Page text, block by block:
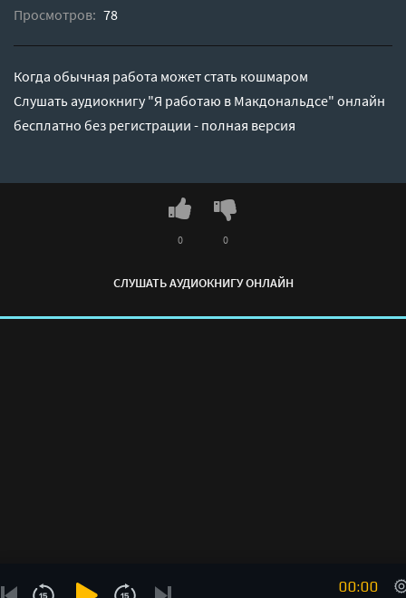
Просмотров: 78
Когда обычная работа может стать кошмаром
Слушать аудиокнигу "Я работаю в Макдональдсе" онлайн
бесплатно без регистрации - полная версия
СЛУШАТЬ АУДИОКНИГУ ОНЛАЙН
0 0
00:00